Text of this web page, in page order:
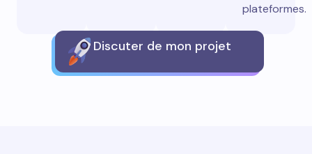
plateformes.
Discuter de mon projet